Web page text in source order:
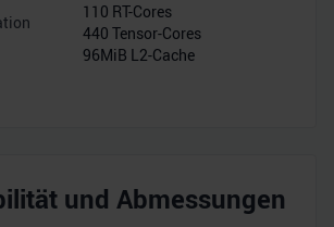
110 RT-Cores
440 Tensor-Cores
96MiB L2-Cache
und Abmessungen